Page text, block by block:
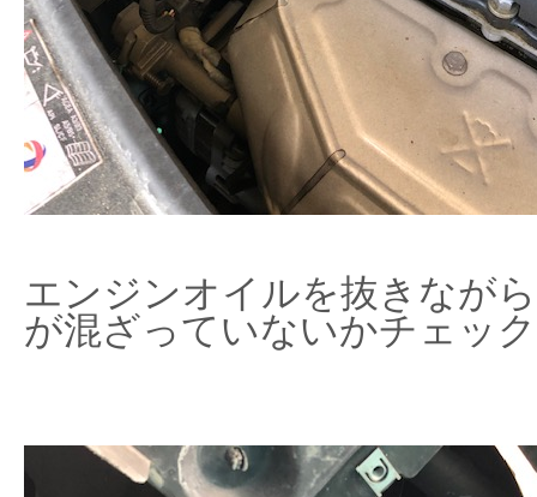
エンジンオイルを抜きなが
が混ざっていないかチェッ